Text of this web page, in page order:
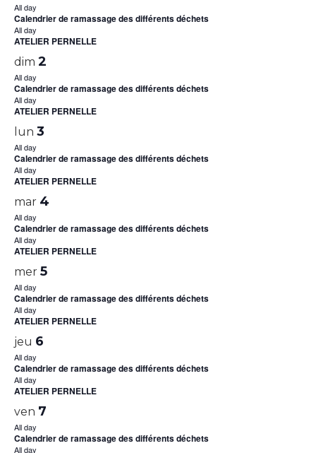
All day
Calendrier de ramassage des différents déchets
All day
ATELIER PERNELLE
dim 2
All day
Calendrier de ramassage des différents déchets
All day
ATELIER PERNELLE
lun 3
All day
Calendrier de ramassage des différents déchets
All day
ATELIER PERNELLE
mar 4
All day
Calendrier de ramassage des différents déchets
All day
ATELIER PERNELLE
mer 5
All day
Calendrier de ramassage des différents déchets
All day
ATELIER PERNELLE
jeu 6
All day
Calendrier de ramassage des différents déchets
All day
ATELIER PERNELLE
ven 7
All day
Calendrier de ramassage des différents déchets
All day